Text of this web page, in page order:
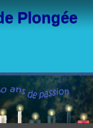
Plongée